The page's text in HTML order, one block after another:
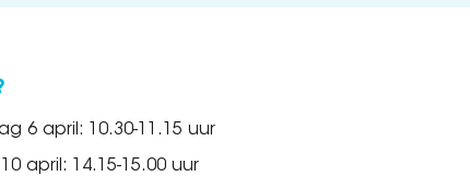
6 april: 10.30-11.15 uur
april: 14.15-15.00 uur